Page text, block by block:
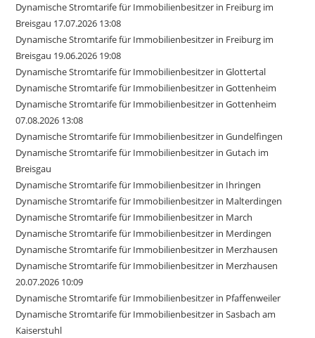
Dynamische Stromtarife für Immobilienbesitzer in Freiburg im
Breisgau 17.07.2026 13:08
Dynamische Stromtarife für Immobilienbesitzer in Freiburg im
Breisgau 19.06.2026 19:08
Dynamische Stromtarife für Immobilienbesitzer in Glottertal
Dynamische Stromtarife für Immobilienbesitzer in Gottenheim
Dynamische Stromtarife für Immobilienbesitzer in Gottenheim
07.08.2026 13:08
Dynamische Stromtarife für Immobilienbesitzer in Gundelfingen
Dynamische Stromtarife für Immobilienbesitzer in Gutach im
Breisgau
Dynamische Stromtarife für Immobilienbesitzer in Ihringen
Dynamische Stromtarife für Immobilienbesitzer in Malterdingen
Dynamische Stromtarife für Immobilienbesitzer in March
Dynamische Stromtarife für Immobilienbesitzer in Merdingen
Dynamische Stromtarife für Immobilienbesitzer in Merzhausen
Dynamische Stromtarife für Immobilienbesitzer in Merzhausen
20.07.2026 10:09
Dynamische Stromtarife für Immobilienbesitzer in Pfaffenweiler
Dynamische Stromtarife für Immobilienbesitzer in Sasbach am
Kaiserstuhl